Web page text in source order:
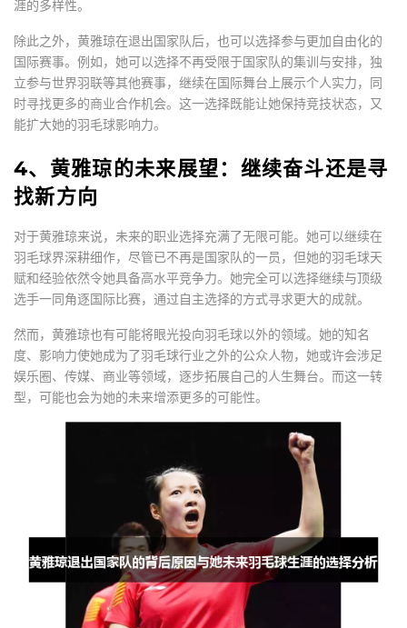
涯的多样性。
除此之外，黄雅琼在退出国家队后，也可以选择参与更加自由化的
国际赛事。例如，她可以选择不再受限于国家队的集训与安排，独
立参与世界羽联等其他赛事，继续在国际舞台上展示个人实力，同
时寻找更多的商业合作机会。这一选择既能让她保持竞技状态，又
能扩大她的羽毛球影响力。
4、黄雅琼的未来展望：继续奋斗还是寻
找新方向
对于黄雅琼来说，未来的职业选择充满了无限可能。她可以继续在
羽毛球界深耕细作，尽管已不再是国家队的一员，但她的羽毛球天
赋和经验依然令她具备高水平竞争力。她完全可以选择继续与顶级
选手一同角逐国际比赛，通过自主选择的方式寻求更大的成就。
然而，黄雅琼也有可能将眼光投向羽毛球以外的领域。她的知名
度、影响力使她成为了羽毛球行业之外的公众人物，她或许会涉足
娱乐圈、传媒、商业等领域，逐步拓展自己的人生舞台。而这一转
型，可能也会为她的未来增添更多的可能性。